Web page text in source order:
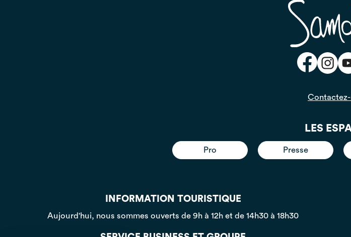
LES
Pro Presse
INFORMATION TOURISTIQUE
Aujourd'hui, nous sommes ouverts de 9h à 12h et de 14h30 à 18h30